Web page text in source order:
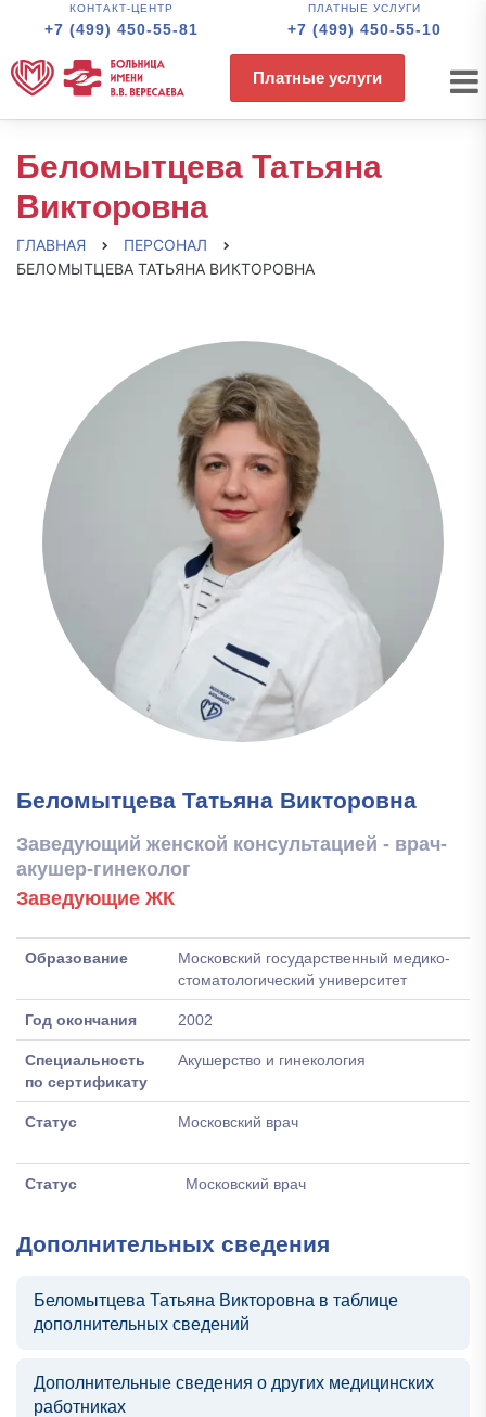
КОНТАКТ-ЦЕНТР
+7 (499) 450-55-81
ПЛАТНЫЕ УСЛУГИ
+7 (499) 450-55-10
Платные услуги
Беломытцева Татьяна
Викторовна
ГЛАВНАЯ
ПЕРСОНАЛ
БЕЛОМЫТЦЕВА ТАТЬЯНА ВИКТОРОВНА
Беломытцева Татьяна Викторовна
Заведующий женской консультацией - врач-
акушер-гинеколог
Заведующие ЖК
Образование
Московский государственный медико-
стоматологический университет
Год окончания 2002
Специальность
по сертификату
Акушерство и гинекология
Статус Московский врач
Статус Московский врач
Дополнительных сведения
Беломытцева Татьяна Викторовна в таблице
дополнительных сведений
Дополнительные сведения о других медицинских
работниках